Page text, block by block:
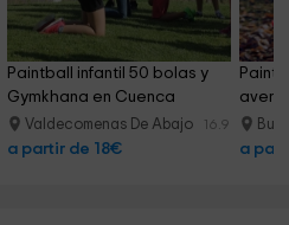
Paintball infantil 50 bolas y
Gymkhana en Cuenca
Valdecomenas De Abajo 16.9 km
a partir de 18€ a